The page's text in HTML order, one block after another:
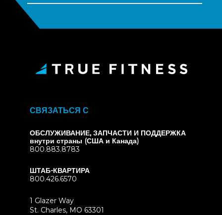
СВЯЗАТЬСЯ С
ОБСЛУЖИВАНИЕ, ЗАПЧАСТИ И ПОДДЕРЖКА
внутри страны (США и Канада)
800.883.8783
ШТАБ-КВАРТИРА
800.426.6570
1 Glazer Way
St. Charles, MO 63301